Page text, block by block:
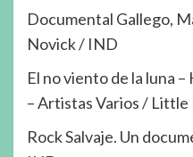
Documental Gallego,
Novick / IND
El no viento de la luna
– Artistas Varios /
Rock Salvaje. Un